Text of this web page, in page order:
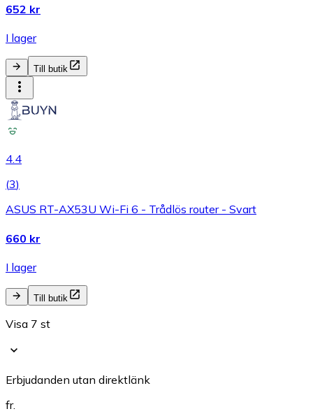
652 kr
I lager
Till butik
4.4
(3)
ASUS RT-AX53U Wi-Fi 6 - Trådlös router - Svart
660 kr
I lager
Till butik
Visa 7 st
Erbjudanden utan direktlänk
fr.